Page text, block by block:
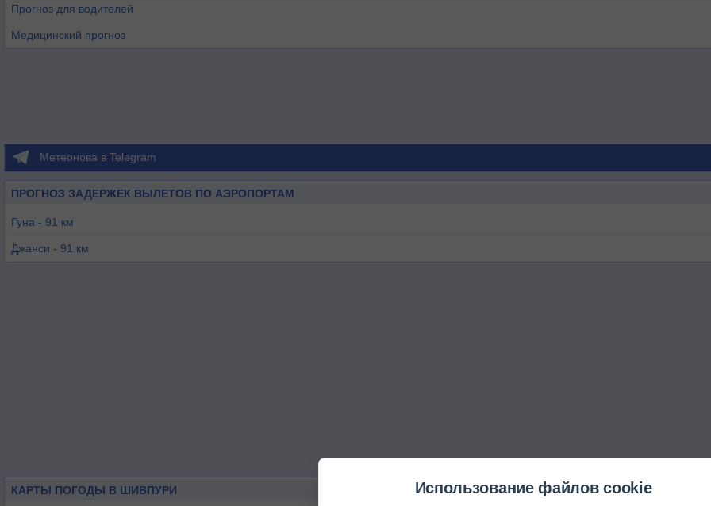
Прогноз для водителей
Медицинский прогноз
Метеонова в Telegram
ПРОГНОЗ ЗАДЕРЖЕК ВЫЛЕТОВ ПО АЭРОПОРТАМ
Гуна - 91 км
Джанси - 91 км
КАРТЫ ПОГОДЫ В ШИВПУРИ
Использование файлов cookie